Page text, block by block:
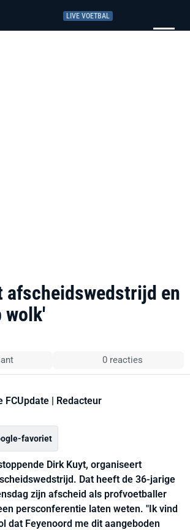
LIVE VOETBAL
afscheidswedstrijd en
wolk'
0 reacties
FCUpdate | Redacteur
favoriet
Dirk Kuyt, organiseert
Dat heeft de 36-jarige
zijn afscheid als profvoetballer
persconferentie laten weten. "Ik vind
dat Feyenoord me dit aangeboden